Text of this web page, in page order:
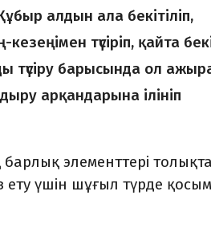
алдын ала бекітіліп,
түсіріп, қайта
түсіру барысында ол
арқандарына ілініп
элементтері
ету үшін шұғыл түрде